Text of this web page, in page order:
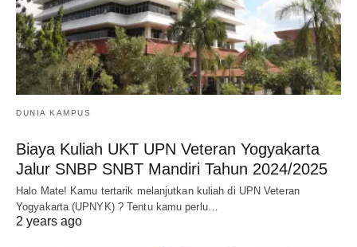
DUNIA KAMPUS
Biaya Kuliah UKT UPN Veteran Yogyakarta
Jalur SNBP SNBT Mandiri Tahun 2024/2025
Halo Mate! Kamu tertarik melanjutkan kuliah di UPN Veteran
Yogyakarta (UPNYK) ? Tentu kamu perlu…
2 years ago